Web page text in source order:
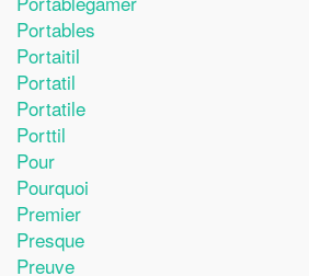
Portables
Portaitil
Portatil
Portatile
Porttil
Pour
Pourquoi
Premier
Presque
Preuve